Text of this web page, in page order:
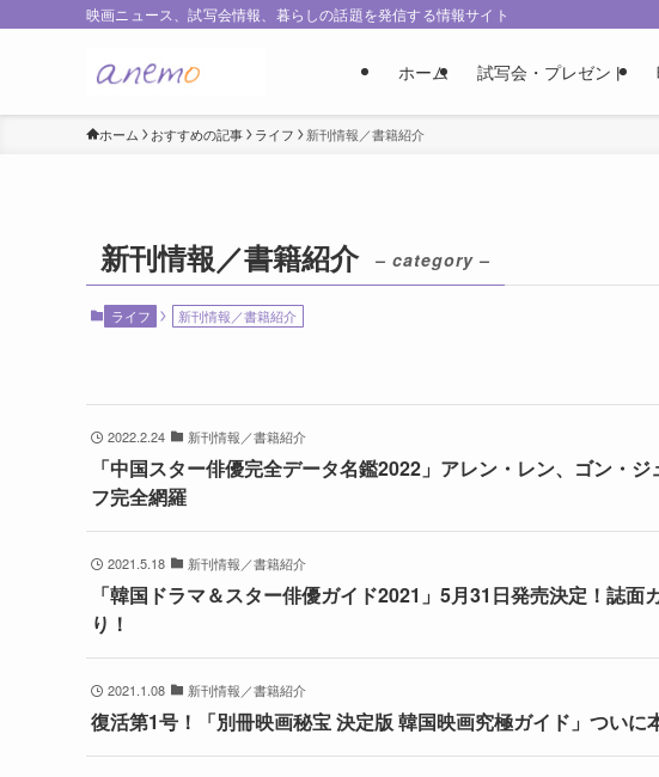
映画ニュース、試写会情報、暮らしの話題を発信する情報サイト
ホーム 試写会・プレゼント
ホーム おすすめの記事 ライフ 新刊情報／書籍紹介
新刊情報／書籍紹介 – category –
ライフ 新刊情報／書籍紹介
2022.2.24 新刊情報／書籍紹介
「中国スター俳優完全データ名鑑2022」アレン・レン、ゴン・
フ完全網羅
2021.5.18 新刊情報／書籍紹介
「韓国ドラマ＆スター俳優ガイド2021」5月31日発売決定！誌
り！
2021.1.08 新刊情報／書籍紹介
復活第1号！「別冊映画秘宝 決定版 韓国映画究極ガイド」つい